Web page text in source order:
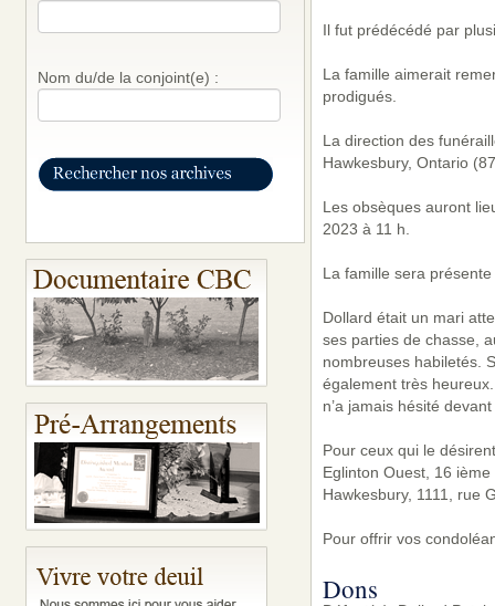
Nom du/de la conjoint(e) :
Il fut prédécédé par
La famille aimerait
prodigués.
La direction des
Hawkesbury, Ontario
Les obsèques auront
2023 à 11 h.
La famille sera
Dollard était un mari
ses parties de chasse,
nombreuses habiletés.
également très
n’a jamais hésité
Pour ceux qui le
Eglinton Ouest, 16
Hawkesbury, 1111, rue
Pour offrir vos
Dons